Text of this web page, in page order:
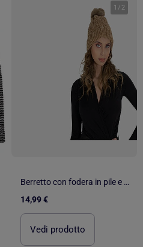
1 / 2
Berretto con fodera in pile e pompon Kebello
14,99 €
Vedi prodotto